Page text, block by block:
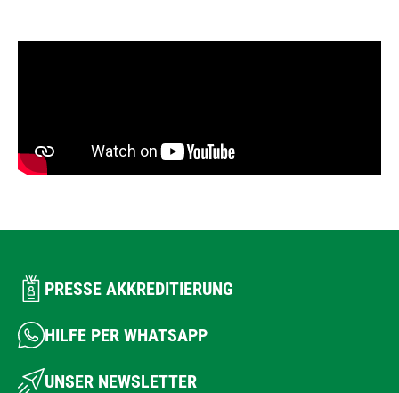
PRESSE AKKREDITIERUNG
HILFE PER WHATSAPP
UNSER NEWSLETTER